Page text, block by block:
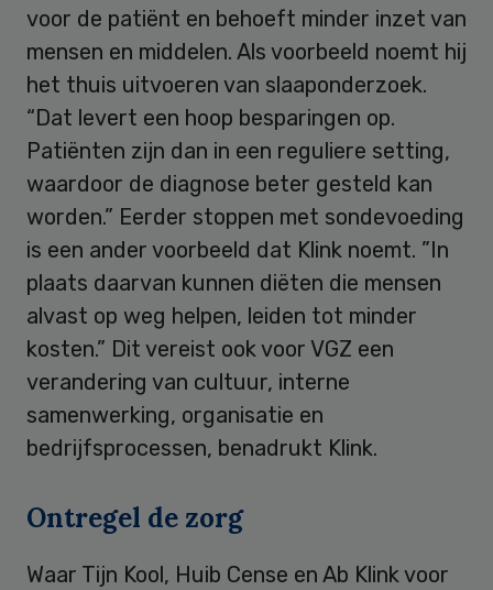
voor de patiënt en behoeft minder inzet van
mensen en middelen. Als voorbeeld noemt hij
het thuis uitvoeren van slaaponderzoek.
“Dat levert een hoop besparingen op.
Patiënten zijn dan in een reguliere setting,
waardoor de diagnose beter gesteld kan
worden.” Eerder stoppen met sondevoeding
is een ander voorbeeld dat Klink noemt. ”In
plaats daarvan kunnen diëten die mensen
alvast op weg helpen, leiden tot minder
kosten.” Dit vereist ook voor VGZ een
verandering van cultuur, interne
samenwerking, organisatie en
bedrijfsprocessen, benadrukt Klink.
Ontregel de zorg
Waar Tijn Kool, Huib Cense en Ab Klink voor